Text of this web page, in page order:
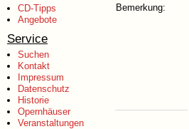
CD-Tipps
Angebote
Service
Suchen
Kontakt
Impressum
Datenschutz
Historie
Opernhäuser
Veranstaltungen
Bemerkung: